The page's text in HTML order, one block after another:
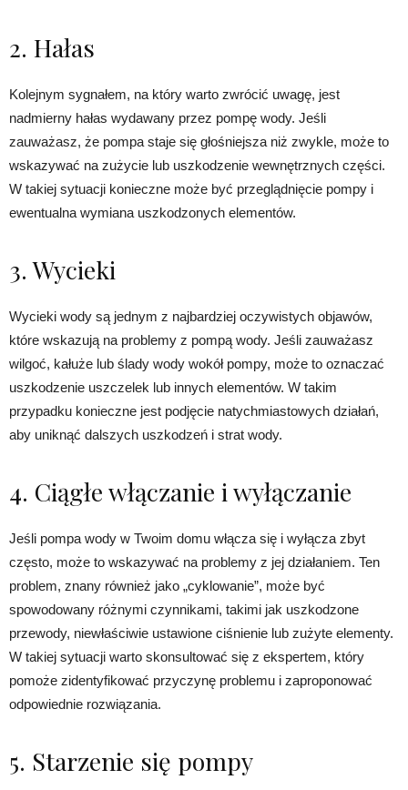
2. Hałas
Kolejnym sygnałem, na który warto zwrócić uwagę, jest
nadmierny hałas wydawany przez pompę wody. Jeśli
zauważasz, że pompa staje się głośniejsza niż zwykle, może to
wskazywać na zużycie lub uszkodzenie wewnętrznych części.
W takiej sytuacji konieczne może być przeglądnięcie pompy i
ewentualna wymiana uszkodzonych elementów.
3. Wycieki
Wycieki wody są jednym z najbardziej oczywistych objawów,
które wskazują na problemy z pompą wody. Jeśli zauważasz
wilgoć, kałuże lub ślady wody wokół pompy, może to oznaczać
uszkodzenie uszczelek lub innych elementów. W takim
przypadku konieczne jest podjęcie natychmiastowych działań,
aby uniknąć dalszych uszkodzeń i strat wody.
4. Ciągłe włączanie i wyłączanie
Jeśli pompa wody w Twoim domu włącza się i wyłącza zbyt
często, może to wskazywać na problemy z jej działaniem. Ten
problem, znany również jako „cyklowanie”, może być
spowodowany różnymi czynnikami, takimi jak uszkodzone
przewody, niewłaściwie ustawione ciśnienie lub zużyte elementy.
W takiej sytuacji warto skonsultować się z ekspertem, który
pomoże zidentyfikować przyczynę problemu i zaproponować
odpowiednie rozwiązania.
5. Starzenie się pompy